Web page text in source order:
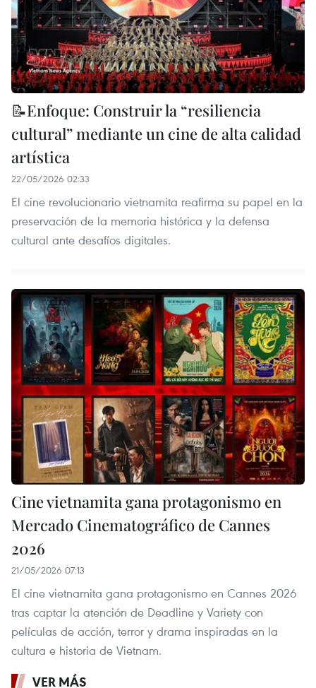
📝Enfoque: Construir la “resiliencia
cultural” mediante un cine de alta calidad
artística
22/05/2026 02:33
El cine revolucionario vietnamita reafirma su papel en la
preservación de la memoria histórica y la defensa
cultural ante desafíos digitales.
Cine vietnamita gana protagonismo en
Mercado Cinematográfico de Cannes
2026
21/05/2026 07:13
El cine vietnamita gana protagonismo en Cannes 2026
tras captar la atención de Deadline y Variety con
películas de acción, terror y drama inspiradas en la
cultura e historia de Vietnam.
VER MÁS